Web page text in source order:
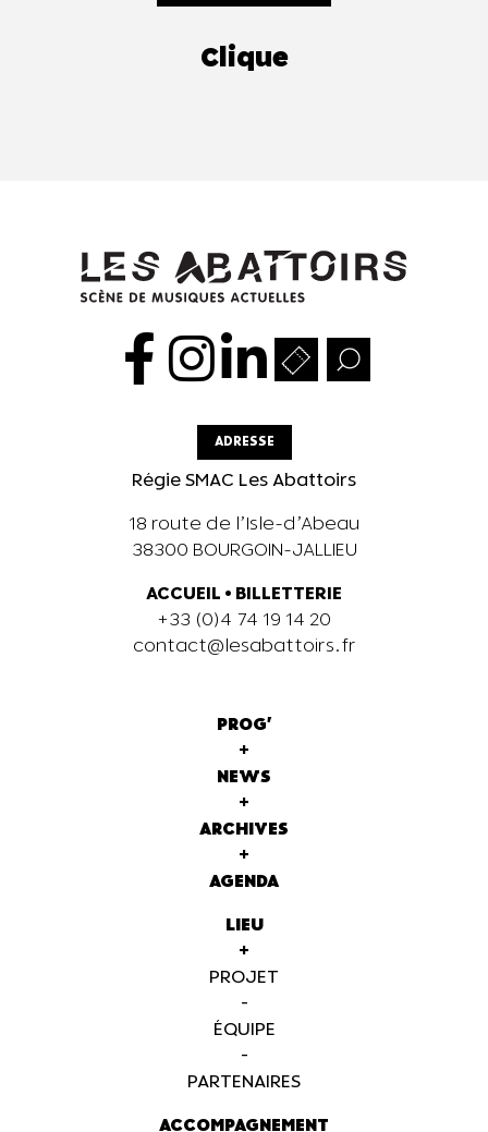
Clique
ADRESSE
Régie SMAC Les Abattoirs
18 route de l’Isle-d’Abeau
38300 BOURGOIN-JALLIEU
ACCUEIL • BILLETTERIE
+33 (0)4 74 19 14 20
contact@lesabattoirs.fr
PROG'
+
NEWS
+
ARCHIVES
+
AGENDA
LIEU
+
PROJET
-
ÉQUIPE
-
PARTENAIRES
ACCOMPAGNEMENT